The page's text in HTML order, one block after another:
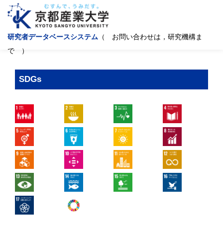
研究者データベースシステム （ お問い合わせは，研究機構ま
で ）
SDGs